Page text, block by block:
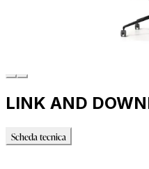
LINK AND
Scheda tecnica